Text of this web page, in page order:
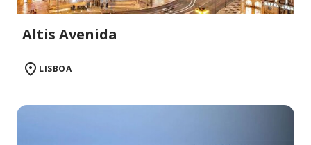
Altis Avenida
LISBOA